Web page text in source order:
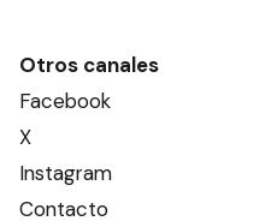
Otros canales
Facebook
X
Instagram
Contacto